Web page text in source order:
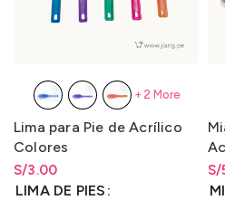
Lima para Pie de Acrílico
Colores
S/3.00
Rango de precios: desde
S/3.00hastaS/
LIMA DE PIES
+2 More
S/
S/